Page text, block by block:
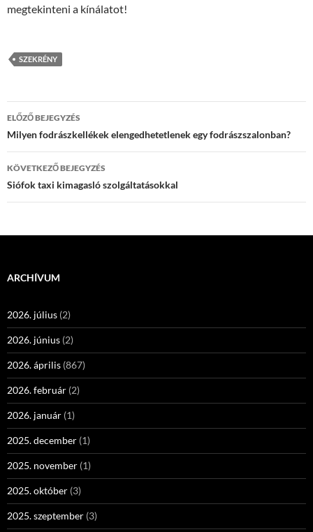
megtekinteni a kínálatot!
SZEKRÉNY
Bejegyzések
navigációja
ELŐZŐ BEJEGYZÉS
Milyen fodrászkellékek elengedhetetlenek egy fodrászszalonban?
KÖVETKEZŐ BEJEGYZÉS
Siófok taxi kimagasló szolgáltatásokkal
ARCHÍVUM
2026. július (2)
2026. június (2)
2026. április (867)
2026. február (2)
2026. január (1)
2025. december (1)
2025. november (1)
2025. október (3)
2025. szeptember (3)